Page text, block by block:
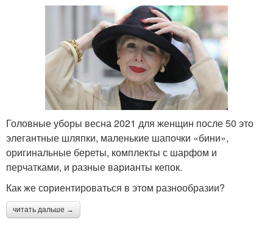
Головные уборы весна 2021 для женщин после 50 это
элегантные шляпки, маленькие шапочки «бини»,
оригинальные береты, комплекты с шарфом и
перчатками, и разные варианты кепок.
Как же сориентироваться в этом разнообразии?
читать дальше →